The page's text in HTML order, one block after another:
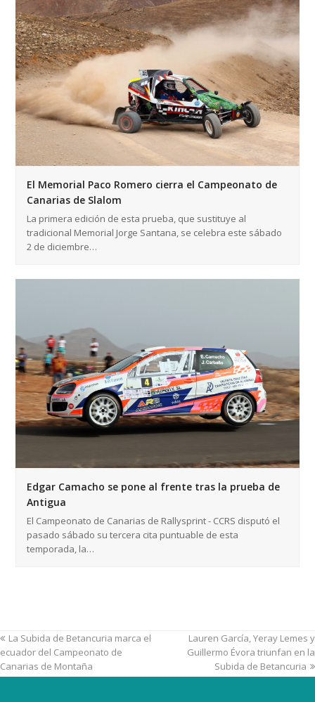
El Memorial Paco Romero cierra el Campeonato de
Canarias de Slalom
La primera edición de esta prueba, que sustituye al
tradicional Memorial Jorge Santana, se celebra este sábado
2 de diciembre…
Edgar Camacho se pone al frente tras la prueba de
Antigua
El Campeonato de Canarias de Rallysprint - CCRS disputó el
pasado sábado su tercera cita puntuable de esta
temporada, la…
La Subida de Betancuria marca el
ecuador del Campeonato de
Canarias de Montaña
Lauren García, Yeray Lemes y
Guillermo Évora triunfan en la
Subida de Betancuria